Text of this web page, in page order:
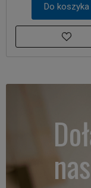
Do koszyka